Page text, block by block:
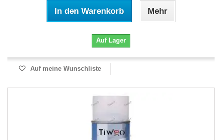
In den Warenkorb Mehr
Auf Lager
Auf meine Wunschliste